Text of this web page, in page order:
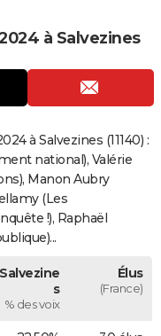
à Salvezines
à Salvezines (11140) :
national), Valérie
Manon Aubry
(Les
!), Raphaël
Salvezine
s
% des voix
Élus
(France)